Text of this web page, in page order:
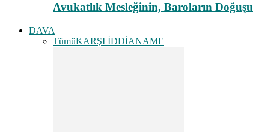
Avukatlık Mesleğinin, Baroların Doğuşu
DAVA
TümüKARŞI İDDİANAME